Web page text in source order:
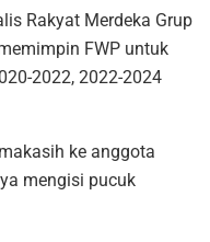
Rakyat Merdeka Grup
FWP untuk
2022, 2022-2024
ke anggota
mengisi pucuk